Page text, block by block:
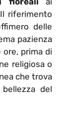
riferimento
delle
pazienza
prima di
religiosa o
che trova
del